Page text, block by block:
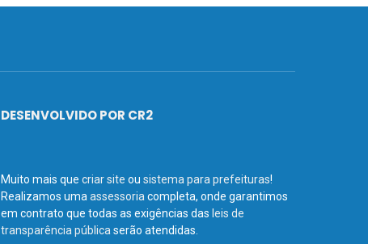
DESENVOLVIDO POR CR2
Muito mais que criar site ou sistema para prefeituras!
Realizamos uma assessoria completa, onde garantimos
em contrato que todas as exigências das leis de
transparência pública serão atendidas.